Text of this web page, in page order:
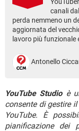
TIKTOK
HARDWARE
canali
perda nemmeno un
aggiornata del
lavoro più funzionale
Antonello
YouTube Studioè
consente di gestire
YouTube. È
pianificazione dei